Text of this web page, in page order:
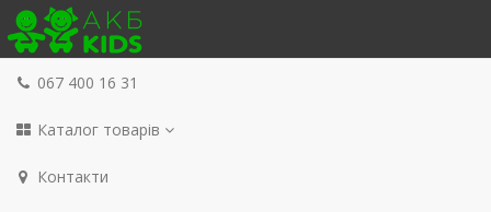
067 400 16 31
Каталог товарів
Контакти